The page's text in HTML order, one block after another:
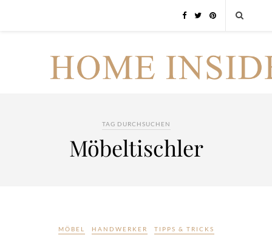
TAG DURCHSUCHEN
Möbeltischler
MÖBEL HANDWERKER TIPPS & TRICKS